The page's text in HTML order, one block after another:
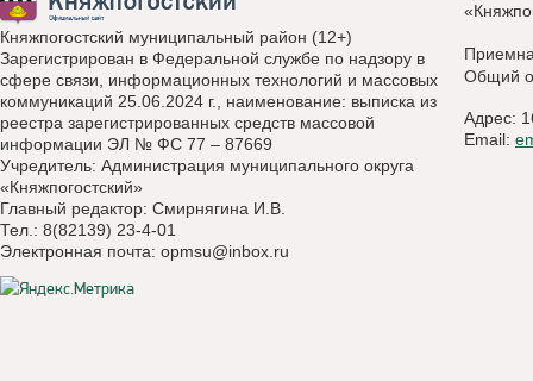
Княжпогостский муниципальный район (12+)
Зарегистрирован в Федеральной службе по надзору в
сфере связи, информационных технологий и массовых
коммуникаций 25.06.2024 г., наименование: выписка из
реестра зарегистрированных средств массовой
информации ЭЛ № ФС 77 – 87669
Учредитель: Администрация муниципального округа
«Княжпогостский»
Главный редактор: Смирнягина И.В.
Тел.: 8(82139) 23-4-01
Электронная почта: opmsu@inbox.ru
Общий
Адрес:
Email: